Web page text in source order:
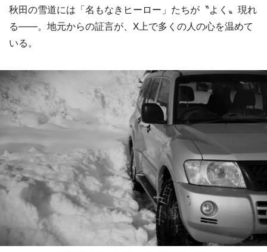
秋田の雪道には「名もなきヒーロー」たちが〝よく〟現れ
る――。地元からの証言が、X上で多くの人の心を温めて
いる。